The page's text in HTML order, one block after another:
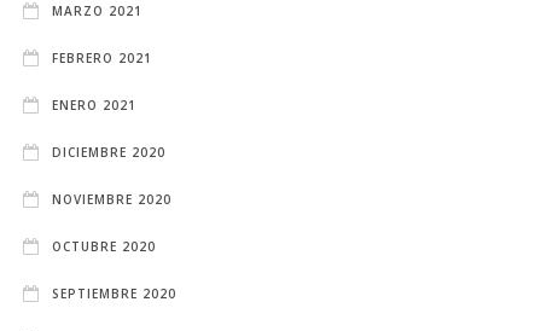
MARZO 2021
FEBRERO 2021
ENERO 2021
DICIEMBRE 2020
NOVIEMBRE 2020
OCTUBRE 2020
SEPTIEMBRE 2020